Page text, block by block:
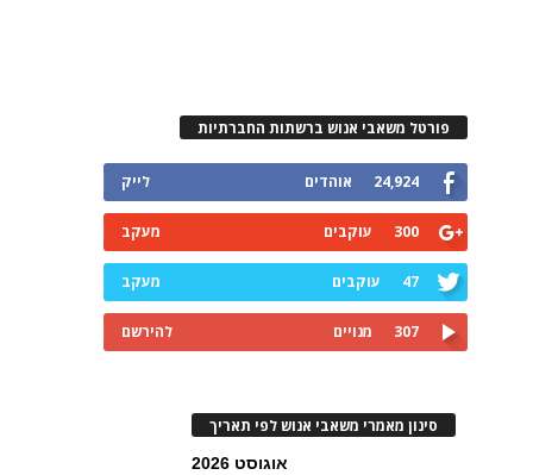
פורטל משאבי אנוש ברשתות החברתיות
24,924 אוהדים לייק
300 עוקבים מעקב
47 עוקבים מעקב
307 מנויים להירשם
סינון מאמרי משאבי אנוש לפי תאריך
אוגוסט 2026